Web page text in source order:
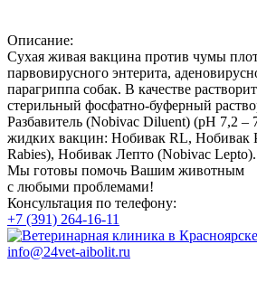
Описание:
Сухая живая вакцина против чумы
парвовирусного энтерита,
парагриппа собак. В качестве
стерильный фосфатно-буферный
Разбавитель (Nobivac Diluent) (рН 7,2 –
жидких вакцин: Нобивак RL, Нобивак
Rabies), Нобивак Лепто (Nobivac Lepto).
Мы готовы помочь Вашим животным
с любыми проблемами!
Консультация по телефону:
+7 (391) 264-16-11
info@24vet-aibolit.ru